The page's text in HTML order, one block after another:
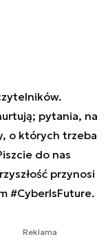
pytania, na
o których trzeba
do nas
przynosi
#CyberIsFuture.
Reklama